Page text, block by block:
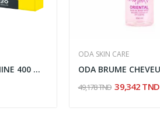
HERBEX BETA-ALANINE 400 MG 20 GELULES
ODA SKIN CARE
49,178 TND 39,342 TND